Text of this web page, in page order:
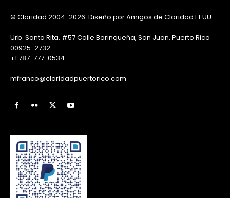
© Claridad 2004-2026. Diseño por Amigos de Claridad EEUU.
Urb. Santa Rita, #57 Calle Borinqueña, San Juan, Puerto Rico
00925-2732
+1 787-777-0534
mfranco@claridadpuertorico.com